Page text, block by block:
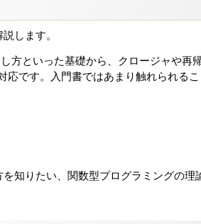
します。
方といった基礎から、クロージャや再
応です。入門書ではあまり触れられる
を知りたい、関数型プログラミングの